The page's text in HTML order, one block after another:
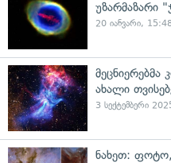
უზარმაზარი
20 იანვარი,
ახალი
3 სექტემბერი
ნახეთ: